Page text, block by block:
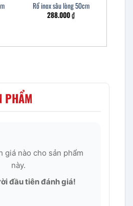
Rổ inox sâu lòng 50cm
288.000₫
PHẨM
giá nào cho sản phẩm
này.
đầu tiên đánh giá!